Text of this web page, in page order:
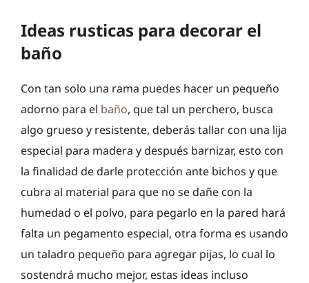
Ideas rusticas para decorar el
baño
Con tan solo una rama puedes hacer un pequeño
adorno para el baño, que tal un perchero, busca
algo grueso y resistente, deberás tallar con una lija
especial para madera y después barnizar, esto con
la finalidad de darle protección ante bichos y que
cubra al material para que no se dañe con la
humedad o el polvo, para pegarlo en la pared hará
falta un pegamento especial, otra forma es usando
un taladro pequeño para agregar pijas, lo cual lo
sostendrá mucho mejor, estas ideas incluso